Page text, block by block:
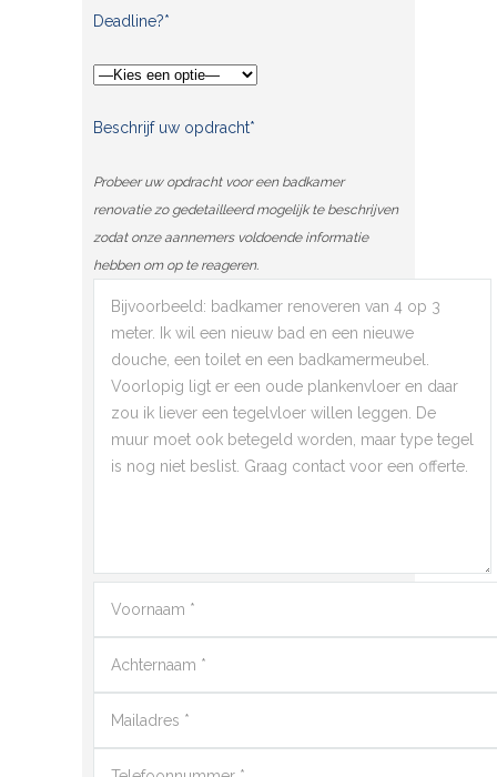
Deadline?*
Beschrijf uw opdracht*
Probeer uw opdracht voor een badkamer
renovatie zo gedetailleerd mogelijk te beschrijven
zodat onze aannemers voldoende informatie
hebben om op te reageren.